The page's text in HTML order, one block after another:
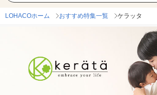
LOHACOホーム おすすめ特集一覧 ケラッタ